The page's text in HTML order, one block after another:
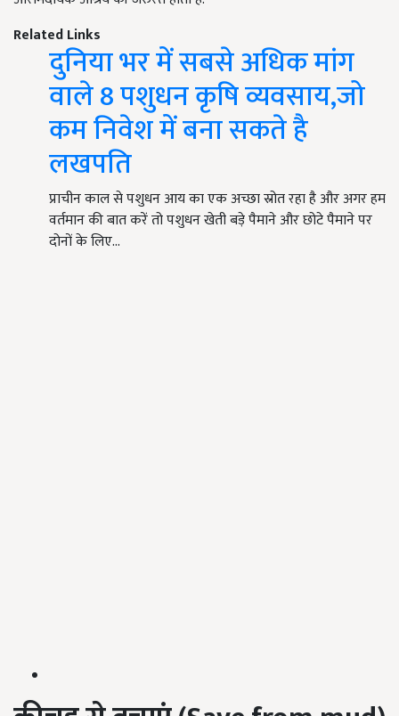
Related Links
दुनिया भर में सबसे अधिक मांग
वाले 8 पशुधन कृषि व्यवसाय,जो
कम निवेश में बना सकते है
लखपति
प्राचीन काल से पशुधन आय का एक अच्छा स्रोत रहा है और अगर हम
वर्तमान की बात करें तो पशुधन खेती बड़े पैमाने और छोटे पैमाने पर
दोनों के लिए…